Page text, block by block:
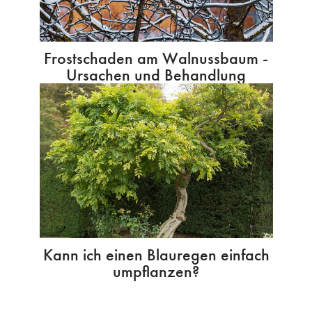
Frostschaden am Walnussbaum -
Ursachen und Behandlung
Kann ich einen Blauregen einfach
umpflanzen?